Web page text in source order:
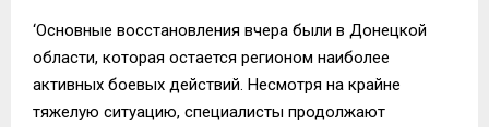
‘Основные восстановления вчера были в Донецкой
области, которая остается регионом наиболее
активных боевых действий. Несмотря на крайне
тяжелую ситуацию, специалисты продолжают